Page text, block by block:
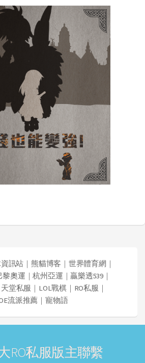
訊站 ｜ 熊貓博客 ｜ 世界體育網 ｜
黎奧運 ｜杭州亞運 ｜贏樂透539｜
天堂私服 ｜ LOL戰棋｜ RO私服 ｜
流派推薦 ｜ 寵物語
RO私服版主聯繫